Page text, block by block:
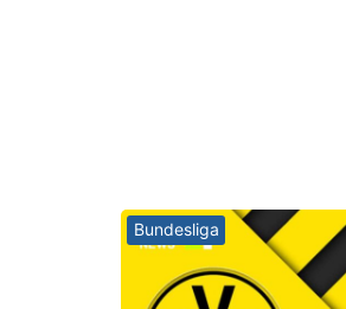
Bundesliga